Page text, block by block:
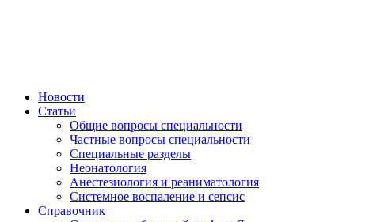
Новости
Статьи
Общие вопросы специальности
Частные вопросы специальности
Специальные разделы
Неонатология
Анестезиология и реаниматология
Системное воспаление и сепсис
Справочник